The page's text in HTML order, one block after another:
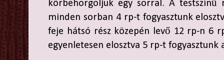
körbehorgoljuk egy sorral. A testszínű
minden sorban 4 rp-t fogyasztunk
feje hátsó rész közepén levő 12 rp-n 6
egyenletesen elosztva 5 rp-t fogyasztunk